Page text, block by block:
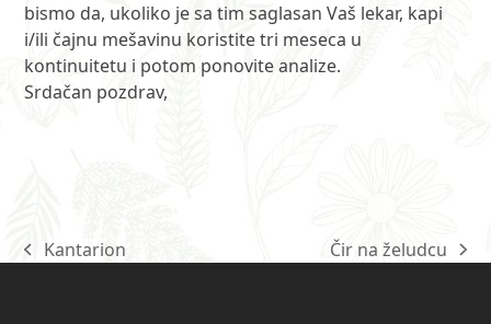
bismo da, ukoliko je sa tim saglasan Vaš lekar, kapi
i/ili čajnu mešavinu koristite tri meseca u
kontinuitetu i potom ponovite analize.
Srdačan pozdrav,
previous
Kantarion
next
Čir na želudcu